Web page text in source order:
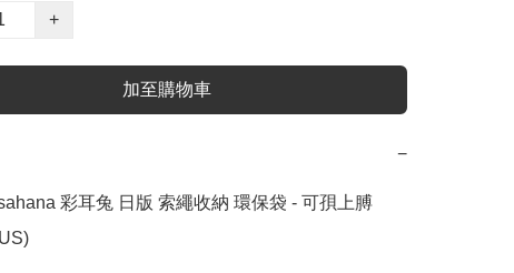
+
加至購物車
−
彩耳兔 日版 索繩收納 環保袋 - 可孭上膊